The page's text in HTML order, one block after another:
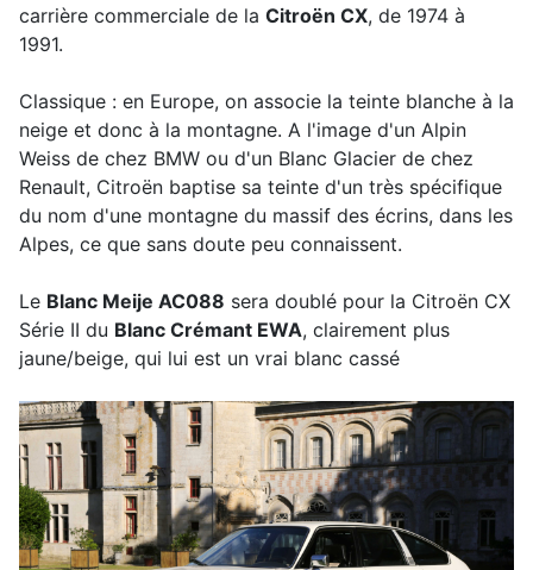
carrière commerciale de la Citroën CX, de 1974 à
1991.
Classique : en Europe, on associe la teinte blanche à la
neige et donc à la montagne. A l'image d'un Alpin
Weiss de chez BMW ou d'un Blanc Glacier de chez
Renault, Citroën baptise sa teinte d'un très spécifique
du nom d'une montagne du massif des écrins, dans les
Alpes, ce que sans doute peu connaissent.
Le Blanc Meije AC088 sera doublé pour la Citroën CX
Série II du Blanc Crémant EWA, clairement plus
jaune/beige, qui lui est un vrai blanc cassé